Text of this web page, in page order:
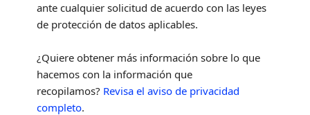
ante cualquier solicitud de acuerdo con las leyes
de protección de datos aplicables.
¿Quiere obtener más información sobre lo que
hacemos con la información que
recopilamos? Revisa el aviso de privacidad
completo.